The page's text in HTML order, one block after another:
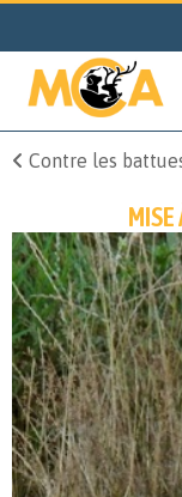
Contre les